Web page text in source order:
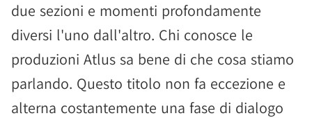
due sezioni e momenti profondamente
diversi l'uno dall'altro. Chi conosce le
produzioni Atlus sa bene di che cosa stiamo
parlando. Questo titolo non fa eccezione e
alterna costantemente una fase di dialogo